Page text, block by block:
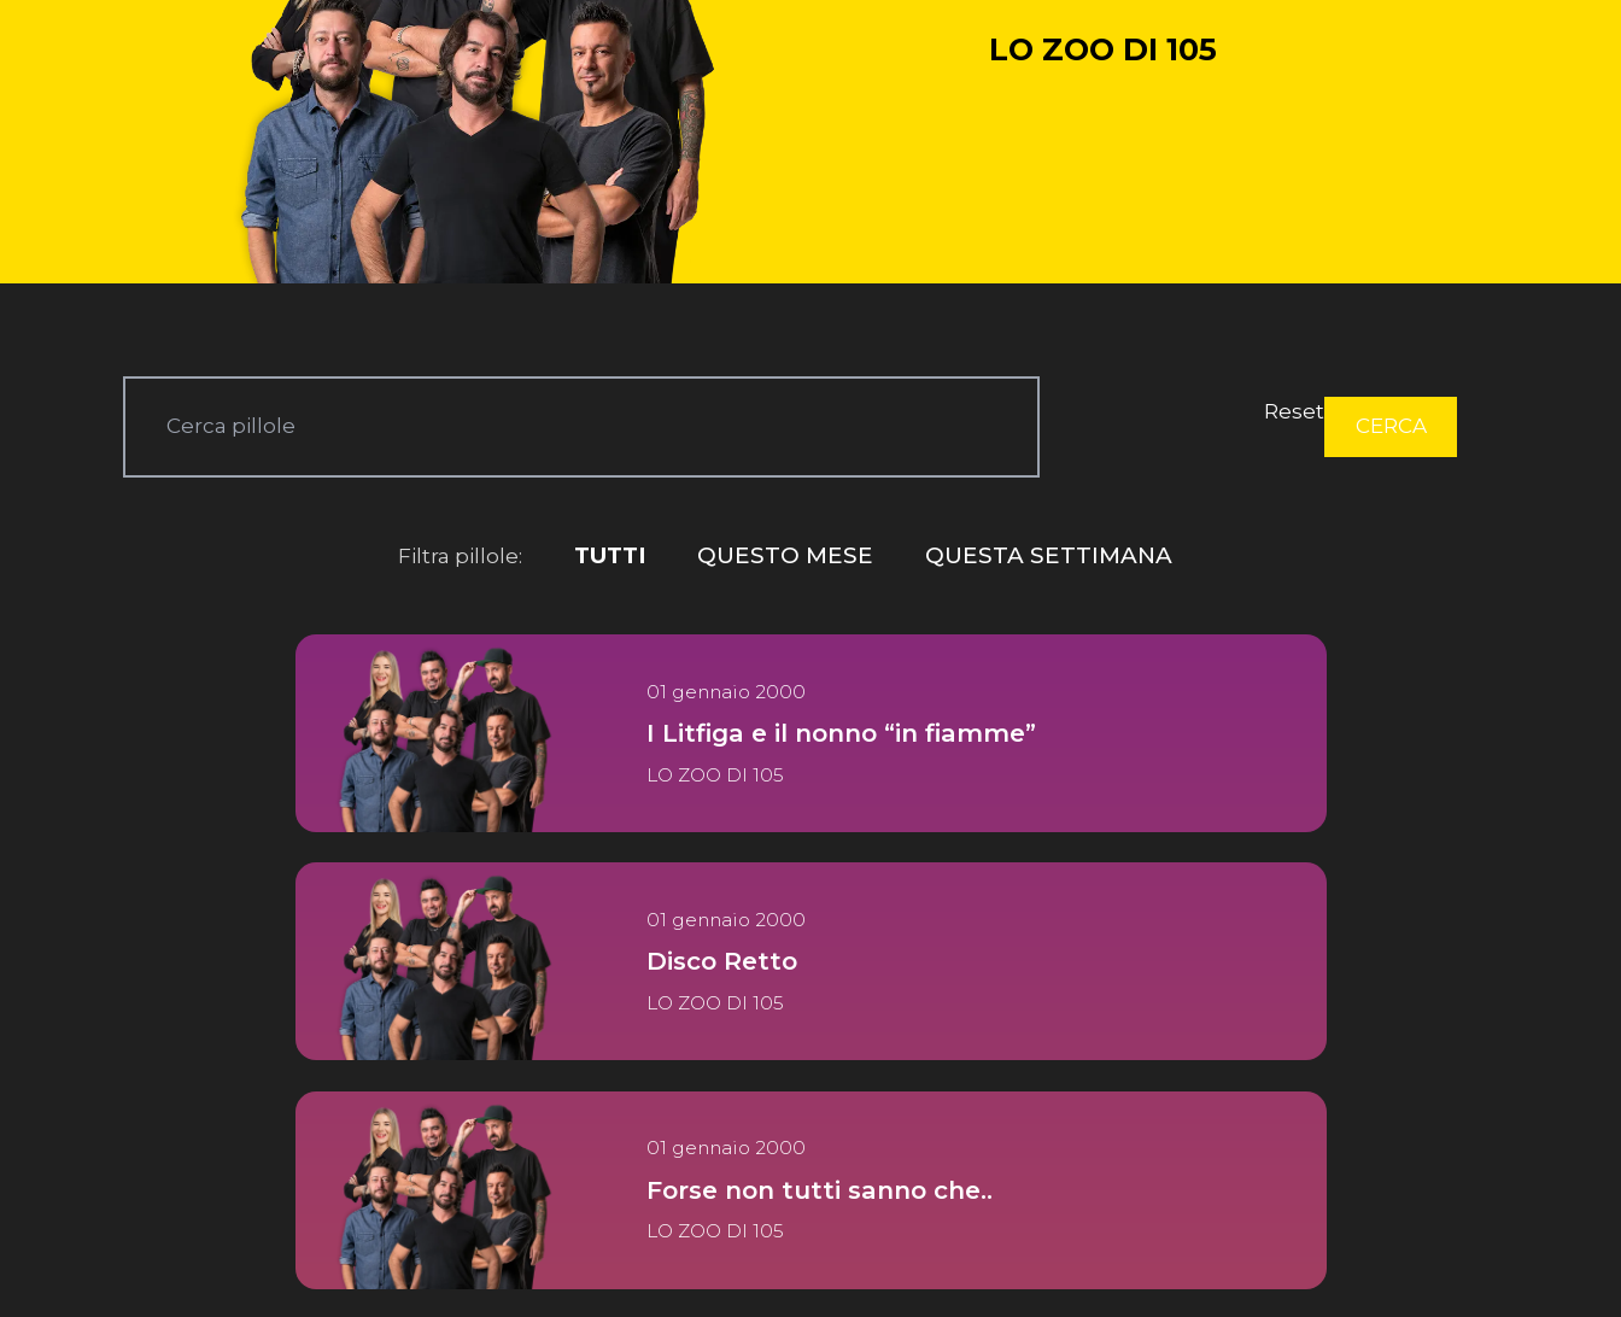
LO ZOO DI 105
Reset
Filtra pillole: TUTTI QUESTO MESE QUESTA SETTIMANA
01 gennaio 2000
I Litfiga e il nonno “in fiamme”
LO ZOO DI 105
01 gennaio 2000
Disco Retto
LO ZOO DI 105
01 gennaio 2000
Forse non tutti sanno che..
LO ZOO DI 105